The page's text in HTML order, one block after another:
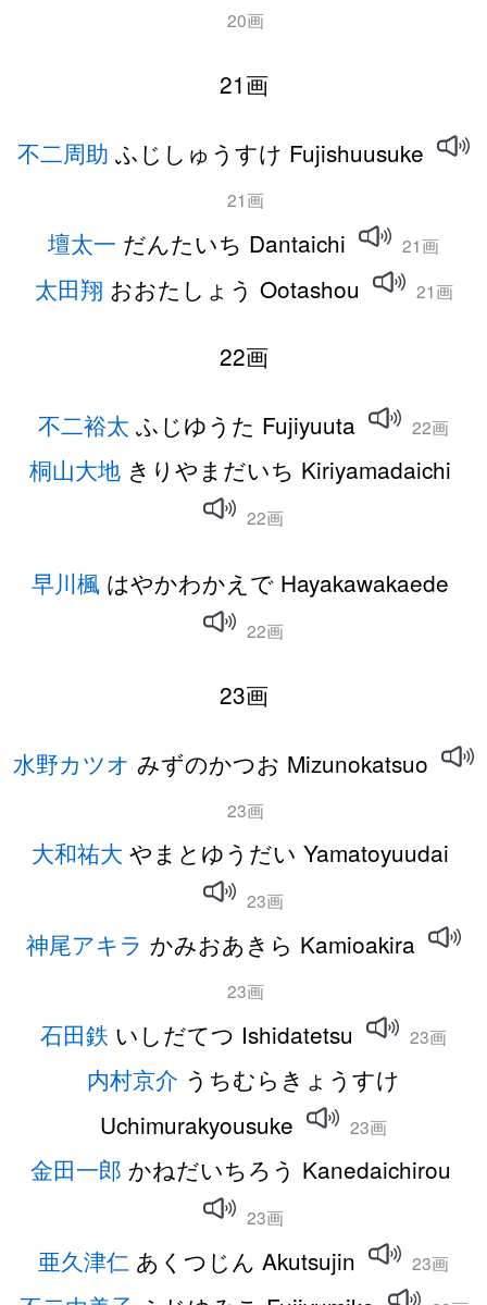
20画
21画
不二周助 ふじしゅうすけ Fujishuusuke
21画
壇太一 だんたいち Dantaichi 21画
太田翔 おおたしょう Ootashou 21画
22画
不二裕太 ふじゆうた Fujiyuuta 22画
桐山大地 きりやまだいち Kiriyamadaichi
22画
早川楓 はやかわかえで Hayakawakaede
22画
23画
水野カツオ みずのかつお Mizunokatsuo
23画
大和祐大 やまとゆうだい Yamatoyuudai
23画
神尾アキラ かみおあきら Kamioakira
23画
石田鉄 いしだてつ Ishidatetsu 23画
内村京介 うちむらきょうすけ
Uchimurakyousuke
23画
金田一郎 かねだいちろう Kanedaichirou
23画
亜久津仁 あくつじん Akutsujin 23画